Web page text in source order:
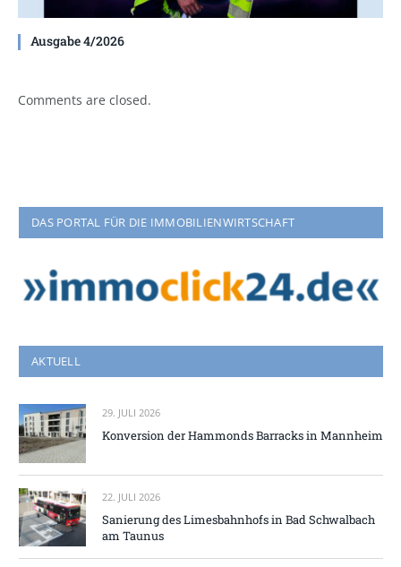
Ausgabe 4/2026
Comments are closed.
DAS PORTAL FÜR DIE IMMOBILIENWIRTSCHAFT
AKTUELL
29. JULI 2026
Konversion der Hammonds Barracks in Mannheim
22. JULI 2026
Sanierung des Limesbahnhofs in Bad Schwalbach
am Taunus